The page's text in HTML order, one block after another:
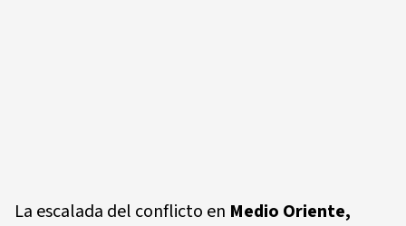
La escalada del conflicto en Medio Oriente,